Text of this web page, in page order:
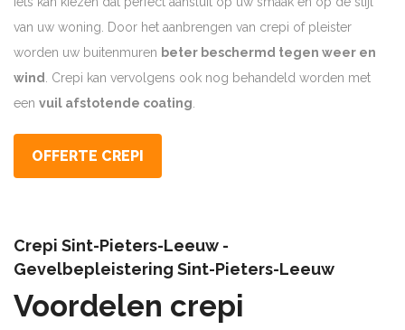
van uw woning. Door het aanbrengen van crepi of pleister
worden uw buitenmuren beter beschermd tegen weer en
wind. Crepi kan vervolgens ook nog behandeld worden met
een vuil afstotende coating.
OFFERTE CREPI
Crepi Sint-Pieters-Leeuw -
Gevelbepleistering Sint-Pieters-Leeuw
Voordelen crepi